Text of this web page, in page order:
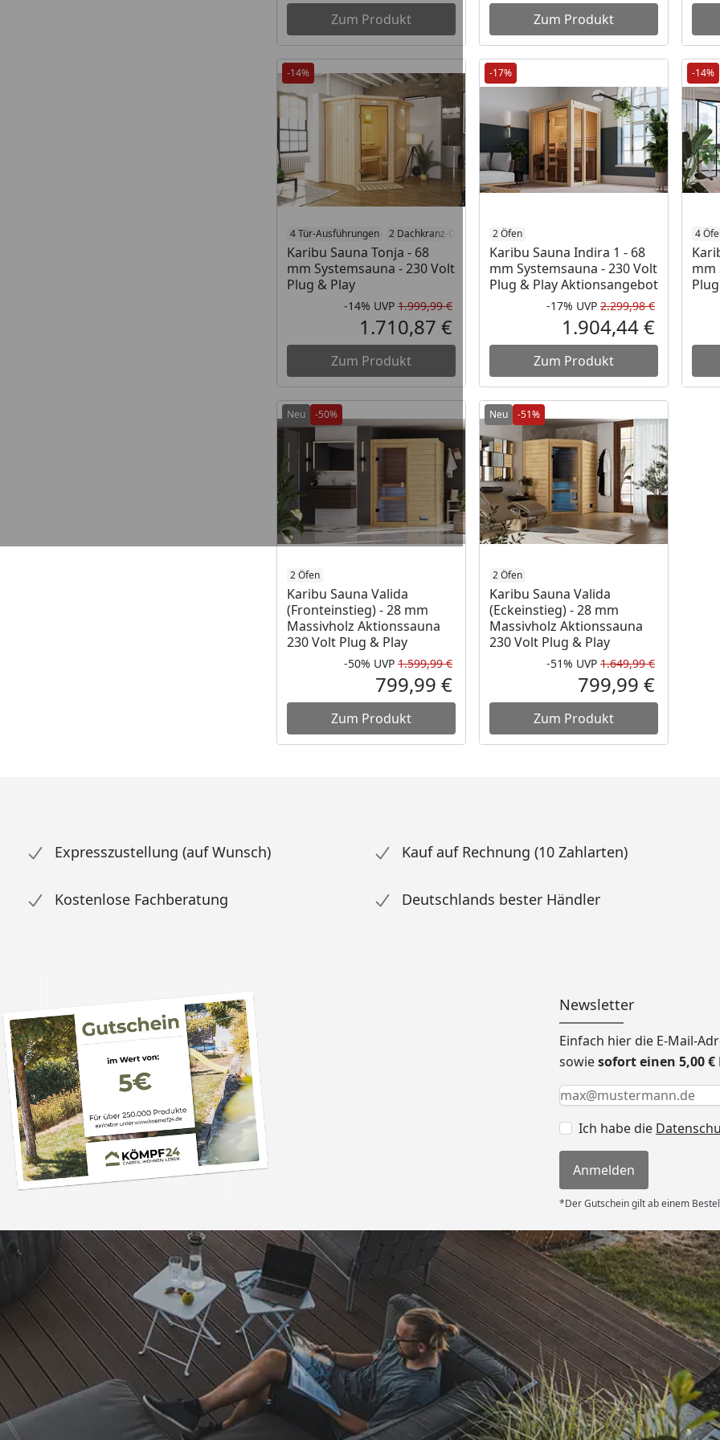
Zum Produkt Zum Produkt
-14%
4 Tür-Ausführungen 2 Dachkranz-Optionen 4 Öfen
Karibu Sauna Tonja - 68
mm Systemsauna - 230 Volt
Plug & Play
Rabatt in Prozent
-14%
Ursprünglicher Preis
UVP 1.999,99 €
Aktueller Preis
1.710,87 €
Zum Produkt
-17%
2 Öfen
Karibu Sauna Indira 1 - 68
mm Systemsauna - 230 Volt
Plug & Play Aktionsangebot
Rabatt in
-17% UVP 2.299,98 €
Aktueller
1.904,44 €
Zum Produkt
-14%
4
mm
Neu -50%
2 Öfen
Karibu Sauna Valida
(Fronteinstieg) - 28 mm
Massivholz Aktionssauna
230 Volt Plug & Play
Rabatt in Prozent
-50%
Ursprünglicher Preis
UVP 1.599,99 €
Aktueller Preis
799,99 €
Zum Produkt
Neu -51%
2 Öfen
Karibu Sauna Valida
(Eckeinstieg) - 28 mm
Massivholz Aktionssauna
230 Volt Plug & Play
Rabatt in
-51% UVP 1.649,99 €
Aktueller
799,99 €
Zum Produkt
Expresszustellung (auf Wunsch) Kauf auf Rechnung (10 Zahlarten)
Kostenlose Fachberatung Deutschlands bester Händler
Newsletter
Einfach hier die E-Mail-
sowiesofort einen 5,00
Keine Eingabe erforderlich
Eingabe erforderlich
E-Mail *
Ich habe die
Anmelden
*Der Gutschein gilt ab einem
Trusted Shops
4,67/ 5
861 Bewertungen
„Tolle Qualität, guter Preis,
schnelle Lieferung“
07.05.2026
Versand